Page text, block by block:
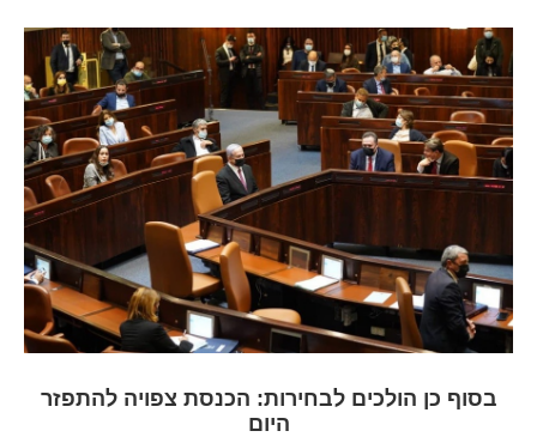
בסוף כן הולכים לבחירות: הכנסת צפויה להתפזר
היום